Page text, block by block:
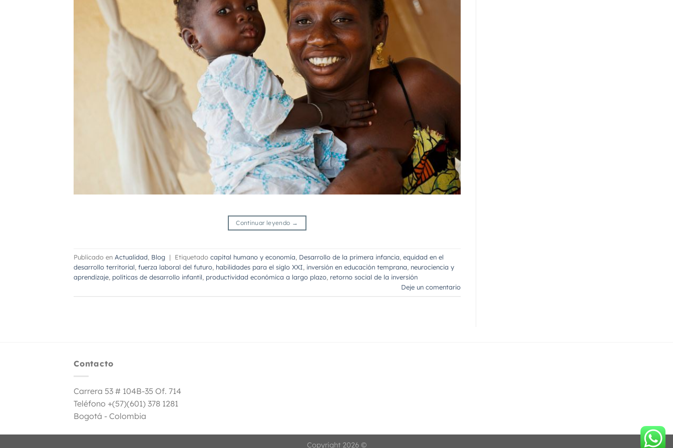
Continuar leyendo →
Publicado en Actualidad, Blog | Etiquetado capital humano y economía, Desarrollo de la primera infancia, equidad en el
desarrollo territorial, fuerza laboral del futuro, habilidades para el siglo XXI, inversión en educación temprana, neurociencia y
aprendizaje, políticas de desarrollo infantil, productividad económica a largo plazo, retorno social de la inversión
Deje un comentario
Contacto
Carrera 53 # 104B-35 Of. 714
Teléfono +(57)(601) 378 1281
Bogotá - Colombia
Copyright 2026 ©